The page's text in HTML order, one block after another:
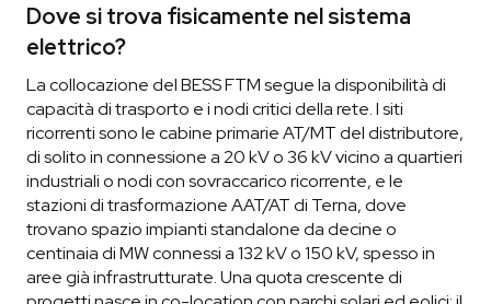
Dove si trova fisicamente nel sistema
elettrico?
La collocazione del BESS FTM segue la disponibilità di
capacità di trasporto e i nodi critici della rete. I siti
ricorrenti sono le cabine primarie AT/MT del distributore,
di solito in connessione a 20 kV o 36 kV vicino a quartieri
industriali o nodi con sovraccarico ricorrente, e le
stazioni di trasformazione AAT/AT di Terna, dove
trovano spazio impianti standalone da decine o
centinaia di MW connessi a 132 kV o 150 kV, spesso in
aree già infrastrutturate. Una quota crescente di